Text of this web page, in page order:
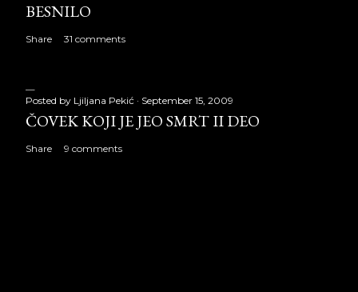
BESNILO
Share 31 comments
Posted by Ljiljana Pekić September 15, 2009
ČOVEK KOJI JE JEO SMRT II DEO
Share 9 comments